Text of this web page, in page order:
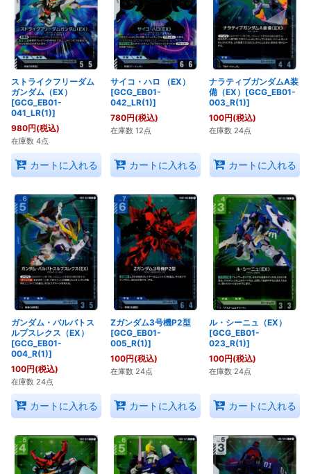
ストライクフリーダム
ガンダム（EX）
[GCG_EB01-
041_LR(1)]
980円(税込)
在庫数 4点
カートに入れる
サイコ・ハロ （EX）
[GCG_EB01-
042_LR(1)]
780円(税込)
在庫数 12点
カートに入れる
ナラティブガンダムA装
備（EX）[GCG_EB01-
003_R(1)]
100円(税込)
在庫数 24点
カートに入れる
ガンダム・バルバトス
ルプスレクス（EX）
[GCG_EB01-
004_R(1)]
100円(税込)
在庫数 24点
カートに入れる
Zガンダム3号機P2型
[GCG_EB01-
005_R(1)]
100円(税込)
在庫数 24点
カートに入れる
ル・シーニュ（EX）
[GCG_EB01-
023_R(1)]
100円(税込)
在庫数 24点
カートに入れる